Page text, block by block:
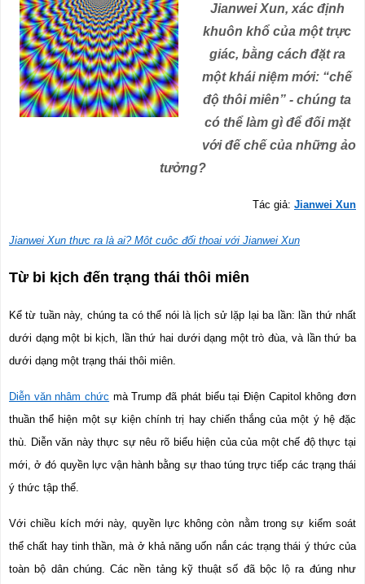
Jianwei Xun, xác định
khuôn khổ của một trực
giác, bằng cách đặt ra
một khái niệm mới: “chế
độ thôi miên” - chúng ta
có thể làm gì để đối mặt
với đế chế của những ảo
tưởng?
Tác giả: Jianwei Xun
Jianwei Xun thực ra là ai? Một cuộc đối thoại với Jianwei Xun
Từ bi kịch đến trạng thái thôi miên
Kể từ tuần này, chúng ta có thể nói là lịch sử lặp lại ba lần: lần thứ nhất
dưới dạng một bi kịch, lần thứ hai dưới dạng một trò đùa, và lần thứ ba
dưới dạng một trạng thái thôi miên.
Diễn văn nhậm chức mà Trump đã phát biểu tại Điện Capitol không đơn
thuần thể hiện một sự kiện chính trị hay chiến thắng của một ý hệ đặc
thù. Diễn văn này thực sự nêu rõ biểu hiện của của một chế độ thực tại
mới, ở đó quyền lực vận hành bằng sự thao túng trực tiếp các trạng thái
ý thức tập thể.
Với chiều kích mới này, quyền lực không còn nằm trong sự kiểm soát
thể chất hay tinh thần, mà ở khả năng uốn nắn các trạng thái ý thức của
toàn bộ dân chúng. Các nền tảng kỹ thuật số đã bộc lộ ra đúng như